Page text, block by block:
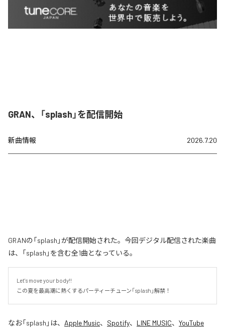
GRAN、「splash」を配信開始
新曲情報 2026.7.20
GRANの「splash」が配信開始された。今回デジタル配信された楽曲
は、「splash」を含む全1曲となっている。
Let's move your body!!
この夏を最高潮に熱くするパーティーチューン「splash」解禁！
なお「splash 」は、 Apple Music、 Spotify、 LINE MUSIC、 YouTube